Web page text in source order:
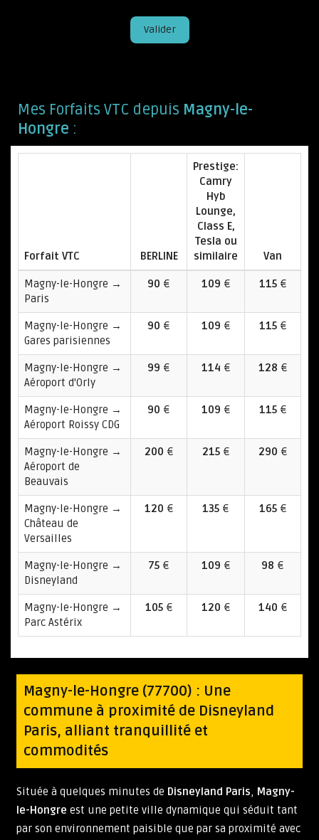
Valider
Mes Forfaits VTC depuis Magny-le-
Hongre :
Forfait VTC BERLINE
Prestige:
Camry
Hyb
Lounge,
Class E,
Tesla ou
similaire
Van
Magny-le-Hongre →
Paris
90 € 109 € 115€
Magny-le-Hongre →
Gares parisiennes
90 € 109 € 115€
Magny-le-Hongre →
Aéroport d'Orly
99 € 114 € 128 €
Magny-le-Hongre →
Aéroport Roissy CDG
90 € 109 € 115€
Magny-le-Hongre →
Aéroport de
Beauvais
200 € 215€ 290 €
Magny-le-Hongre →
Château de
Versailles
120 € 135 € 165€
Magny-le-Hongre →
Disneyland
75 € 109 € 98 €
Magny-le-Hongre →
Parc Astérix
105€ 120 € 140 €
Magny-le-Hongre (77700) : Une
commune à proximité de Disneyland
Paris, alliant tranquillité et
commodités
Située à quelques minutes de Disneyland Paris, Magny-
le-Hongre est une petite ville dynamique qui séduit tant
par son environnement paisible que par sa proximité avec